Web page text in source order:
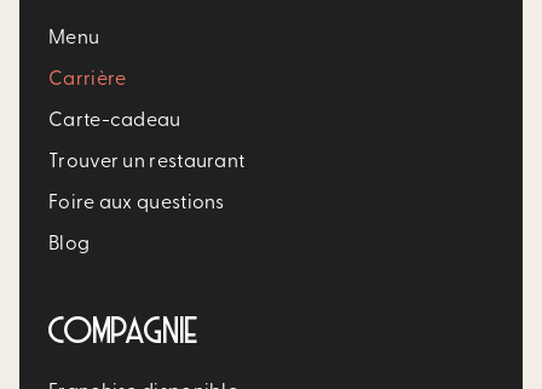
Menu
Carrière​
Carte-cadeau
Trouver un restaurant​
Foire aux questions
Blog
COMPAGNIE